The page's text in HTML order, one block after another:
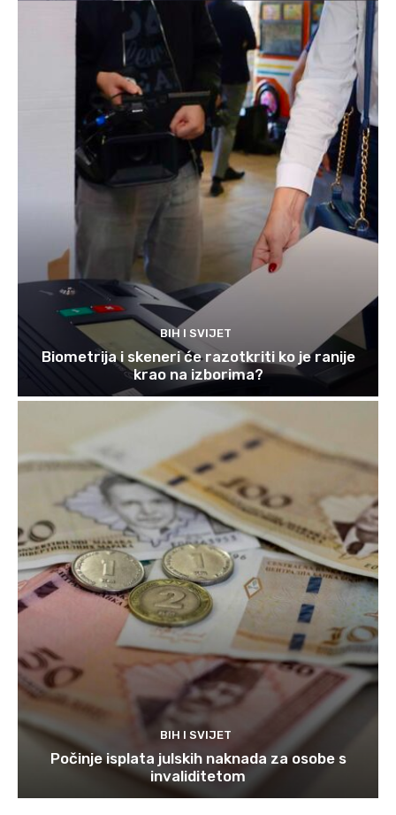
BIH I SVIJET
Biometrija i skeneri će razotkriti ko je ranije
krao na izborima?
BIH I SVIJET
Počinje isplata julskih naknada za osobe s
invaliditetom